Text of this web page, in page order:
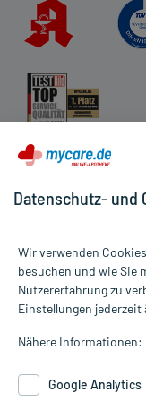
Alle Preise gelten inkl.
Informationen auf
die Untersuchung und
Therapien eingeleitet
Datenschutz- und
Wir verwenden
besuchen und wie Sie
Nutzererfahrung zu
Einstellungen jederzeit
Nähere Informationen:
Google Analytics